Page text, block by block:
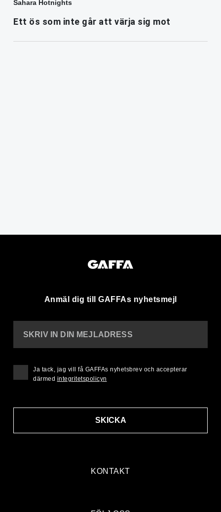
Sahara Hotnights
Ett ös som inte går att värja sig mot
Anmäl dig till GAFFAs nyhetsmejl
KONTAKT
SKRIV IN DIN MEJLADRESS
SKICKA
Ja tack, jag vill få GAFFAs nyhetsbrev och accepterar
därmed integritetspolicyn